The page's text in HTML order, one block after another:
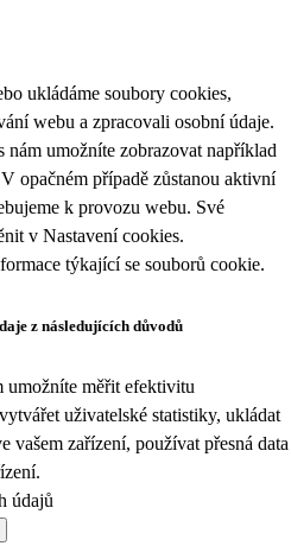
ukládáme soubory cookies,
webu a zpracovali osobní údaje.
umožníte zobrazovat například
opačném případě zůstanou aktivní
k provozu webu. Své
v Nastavení cookies.
týkající se souborů cookie.
z následujících důvodů
umožníte měřit efektivitu
uživatelské statistiky, ukládat
vašem zařízení, používat přesná data
údajů